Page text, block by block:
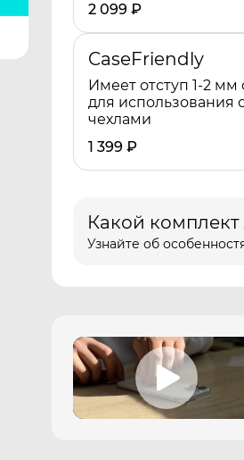
2 099 ₽
CaseFriendly
Имеет отступ 1-2 мм
для использования
чехлами
1 399 ₽
Какой
Узнайте об